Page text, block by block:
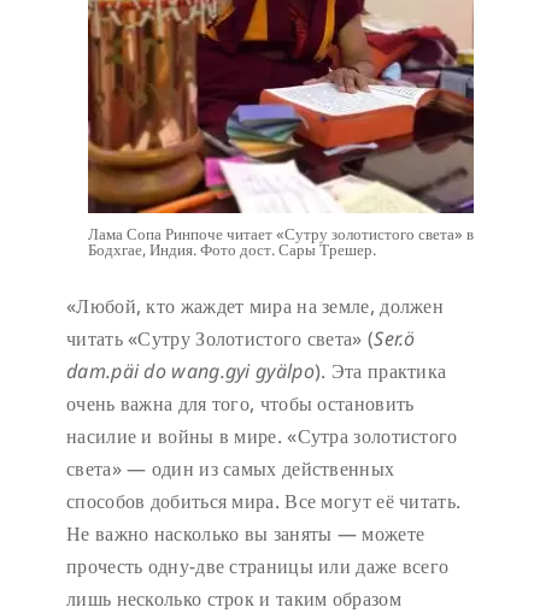
Лама Сопа Ринпоче читает «Сутру золотистого света» в
Бодхгае, Индия. Фото дост. Сары Трешер.
«Любой, кто жаждет мира на земле, должен
читать «Сутру Золотистого света» (Ser.ö
dam.päi do wang.gyi gyälpo). Эта практика
очень важна для того, чтобы остановить
насилие и войны в мире. «Сутра золотистого
света» — один из самых действенных
способов добиться мира. Все могут её читать.
Не важно насколько вы заняты — можете
прочесть одну-две страницы или даже всего
лишь несколько строк и таким образом